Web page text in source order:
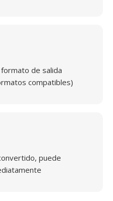
de salida
compatibles)
puede